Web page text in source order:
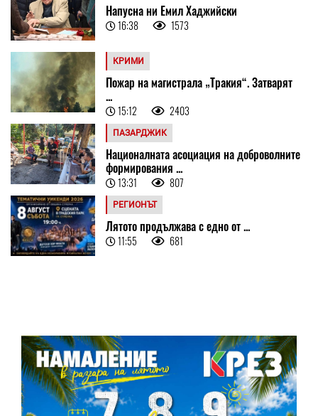
Напусна ни Емил Хаджийски
16:38 1573
КРИМИ
Пожар на магистрала „Тракия“. Затварят
...
15:12 2403
ПАЗАРДЖИК
Националната асоциация на доброволните
формирования ...
13:31 807
РЕГИОНЪТ
Лятото продължава с едно от ...
11:55 681